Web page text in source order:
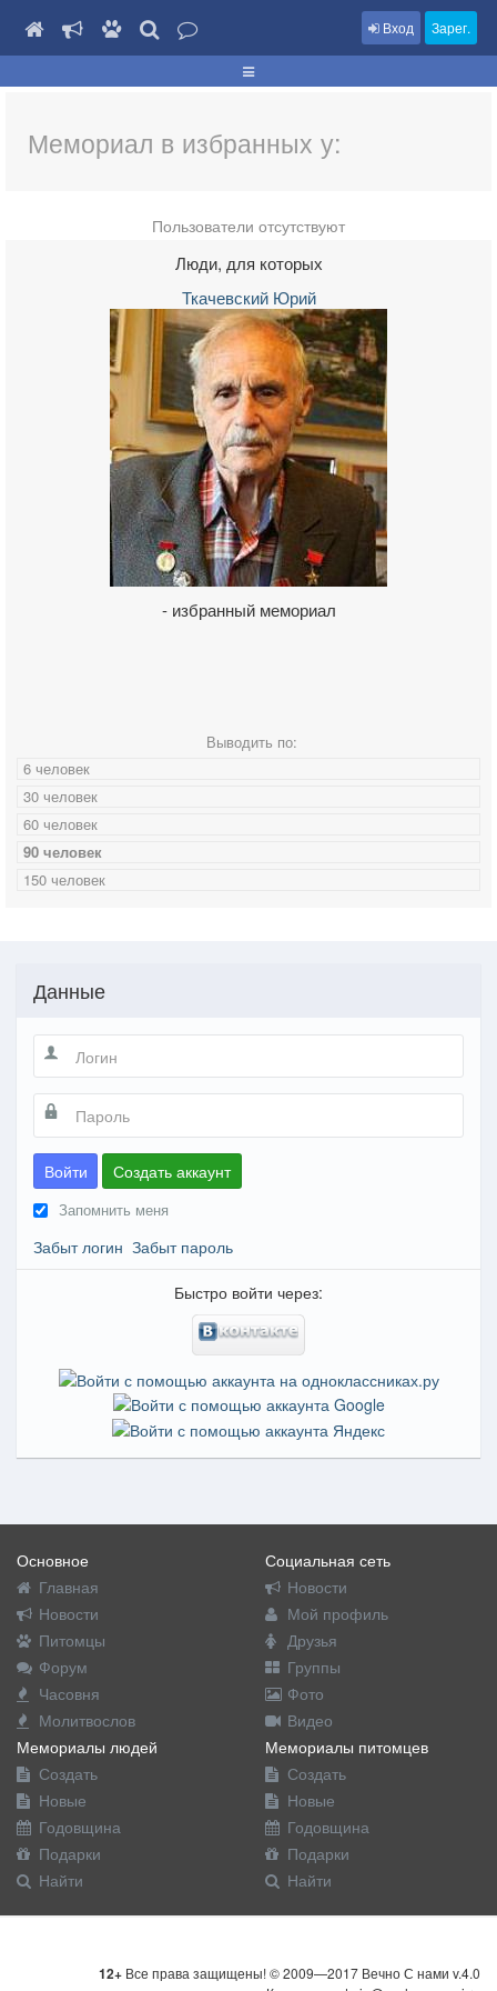
Вход Зарег.
Мемориал в избранных у:
Пользователи отсутствуют
Люди, для которых
Ткачевский Юрий
- избранный мемориал
Выводить по:
6 человек
30 человек
60 человек
90 человек
150 человек
Данные
Войти Создать аккаунт
Запомнить меня
Забыт логин Забыт пароль
Быстро войти через:
Основное
Главная
Новости
Питомцы
Форум
Часовня
Молитвослов
Социальная сеть
Новости
Мой профиль
Друзья
Группы
Фото
Видео
Мемориалы людей
Создать
Новые
Годовщина
Подарки
Найти
Мемориалы питомцев
Создать
Новые
Годовщина
Подарки
Найти
12+ Все права защищены! © 2009—2017 Вечно С нами v.4.0